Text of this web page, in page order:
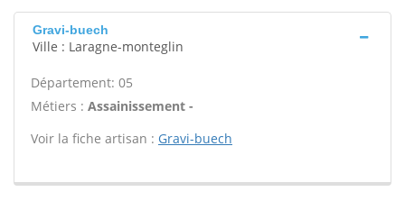
Gravi-buech
Ville : Laragne-monteglin
Département: 05
Métiers : Assainissement -
Voir la fiche artisan : Gravi-buech